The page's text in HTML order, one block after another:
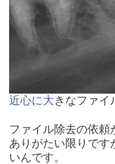
近心に大きなファイ
ファイル除去の依頼
ありがたい限りです
いんです。